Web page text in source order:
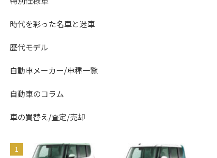
時代を彩った名車と迷車
歴代モデル
自動車メーカー/車種一覧
自動車のコラム
車の買替え/査定/売却